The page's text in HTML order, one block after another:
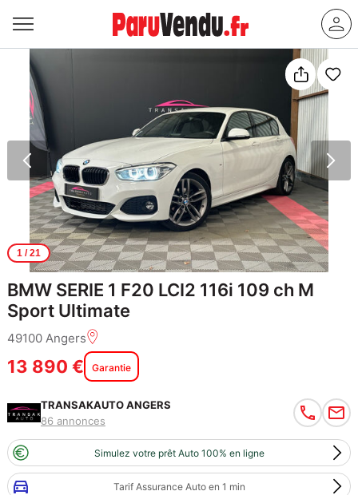
1/ 21
BMW SERIE 1 F20 LCI2 116i 109 ch M
Sport Ultimate
49100 Angers
13 890 € Garantie
TRANSAKAUTO ANGERS
86 annonces
Simulez votre prêt Auto 100% en ligne
Tarif Assurance Auto en 1 min